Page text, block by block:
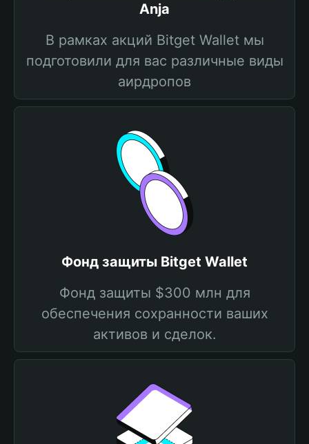
Anja
В рамках акций Bitget Wallet мы
подготовили для вас различные виды
аирдропов
Фонд защиты Bitget Wallet
Фонд защиты $300 млн для
обеспечения сохранности ваших
активов и сделок.